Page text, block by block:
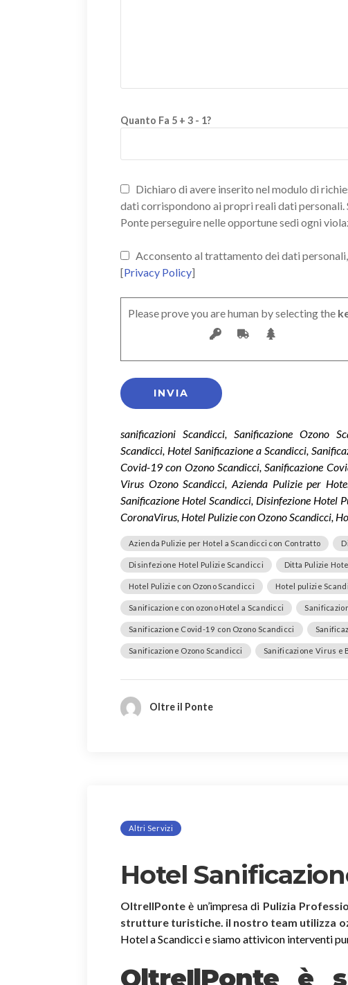
Quanto Fa 5 + 3 - 1?
Dichiaro di avere inserito nel modulo di
dati corrispondono ai propri reali dati
Ponte perseguire nelle opportune sedi ogni
Acconsento al trattamento dei dati
[Privacy Policy]
Please prove you are human by selecting the
sanificazioni Scandicci, Sanificazione Ozono
Scandicci, Hotel Sanificazione a Scandicci,
Covid-19 con Ozono Scandicci, Sanificazione
Virus Ozono Scandicci, Azienda Pulizie per
Sanificazione Hotel Scandicci, Disinfezione Hotel
CoronaVirus, Hotel Pulizie con Ozono Scandicci,
Azienda Pulizie per Hotel a Scandicci con Contratto
Disinfezione Hotel Pulizie Scandicci Ditta Pulizie
Hotel Pulizie con Ozono Scandicci Hotel pulizie
Sanificazione con ozono Hotel a Scandicci
Sanificazione Covid-19 con Ozono Scandicci
Sanificazione Ozono Scandicci Sanificazione Virus e
Oltre il Ponte
Altri Servizi
Hotel
OltreIlPonte è un’impresa di Pulizia
strutture turistiche. il nostro team utilizza
Hotel a Scandicci e siamo attivicon interventi
OltreIlPonte è